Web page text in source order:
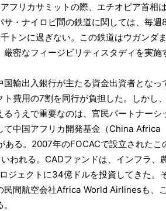
フリカサミットの際、エチオピア首相
・ナイロビ間の鉄道に関しては、毎週
トンに過ぎない。この鉄道はウガンダ
密なフィージビリティスタディを実施
輸出入銀行が主たる資金出資者となっ
費用の7割を同行が負担した。しかし
うえで重要なのは、官民パートナーシ
て中国アフリカ開発基金（China Africa
る。2007年のFOCACで設立されたこ
われる。CADファンドは、インフラ、
ジェクトに34億ドルを投資してきた。
民間航空会社Africa World Airlinesも、